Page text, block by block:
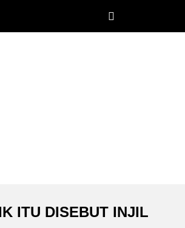
ITU DISEBUT INJIL